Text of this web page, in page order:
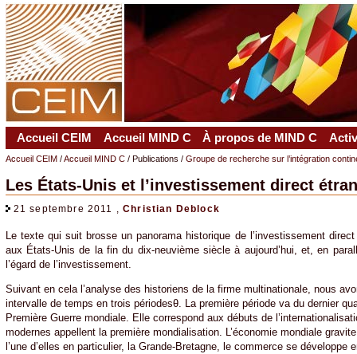
Accueil CEIM Accueil MIND C À propos de MIND C
Accueil CEIM/Accueil MIND C/ Publications / Groupe de recherche sur l’intégration
Les États-Unis et l’investissement direct
21 septembre 2011 ,Christian Deblock
Le texte qui suit brosse un panorama historique de l’investissement
aux États-Unis de la fin du dix-neuvième siècle à aujourd’hui, et, en
l’égard de l’investissement.
Suivant en cela l’analyse des historiens de la firme multinationale, nous
intervalle de temps en trois périodesθ. La première période va du dernier
Première Guerre mondiale. Elle correspond aux débuts de
modernes appellent la première mondialisation. L’économie mondiale
l’une d’elles en particulier, la Grande-Bretagne, le commerce se développe